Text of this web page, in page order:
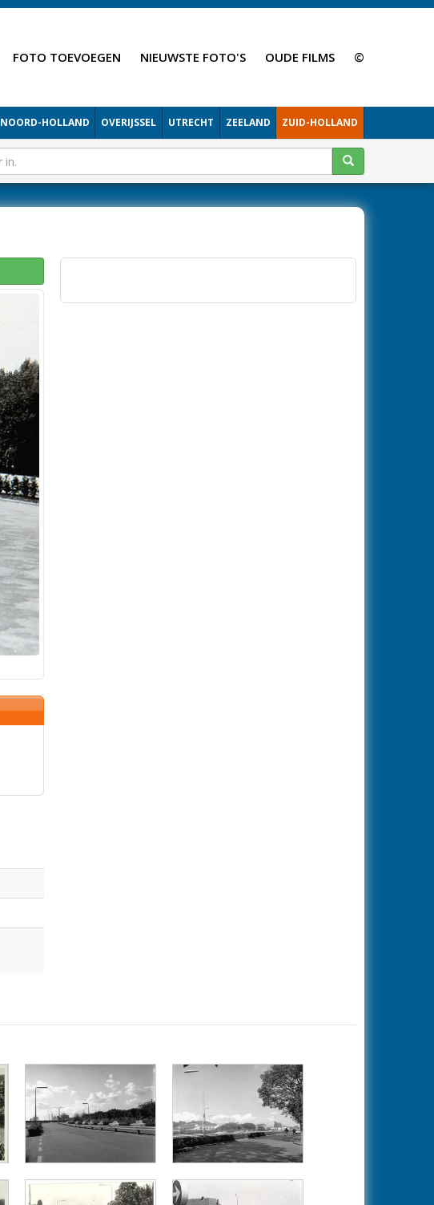
FOTO TOEVOEGEN NIEUWSTE FOTO'S OUDE FILMS ©
NOORD-HOLLAND OVERIJSSEL UTRECHT ZEELAND ZUID-HOLLAND